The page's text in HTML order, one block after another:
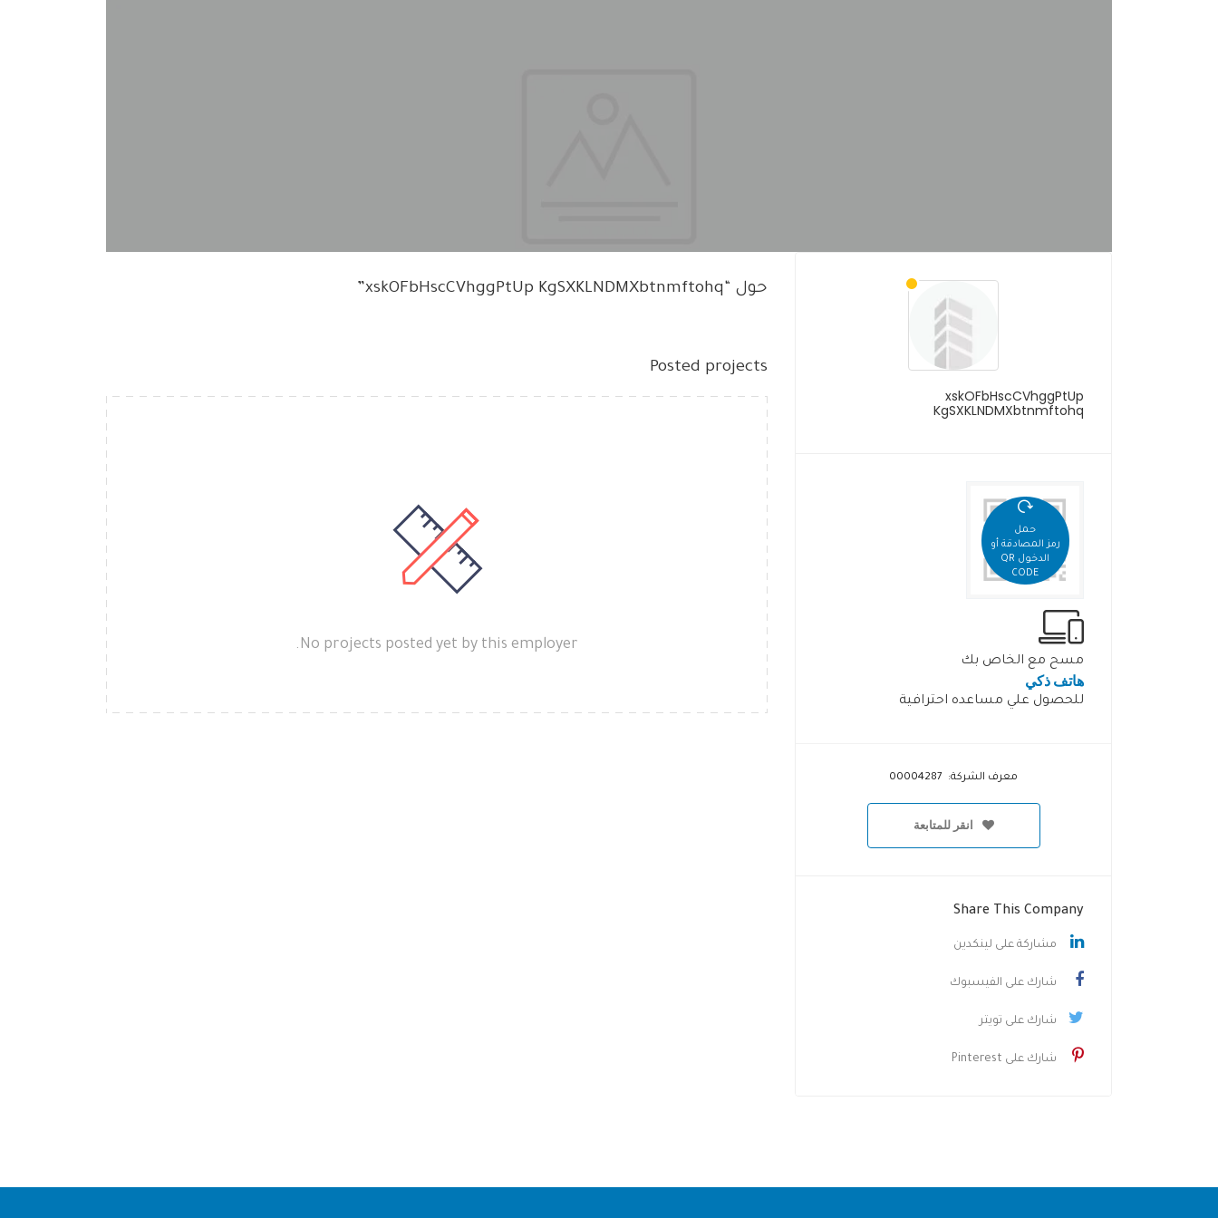
xskOFbHscCVhggPtUp
KgSXKLNDMXbtnmftohq
حمل
رمز المصادقة أو
الدخول QR
CODE
مسح مع الخاص بك
هاتف ذكي
للحصول علي مساعده احترافية
معرف الشركة: 00004287
انقر للمتابعة
Share This Company
مشاركة على لينكدين
شارك على الفيسبوك
شارك على تويتر
شارك على Pinterest
حول “xskOFbHscCVhggPtUp KgSXKLNDMXbtnmftohq”
Posted projects
No projects posted yet by this employer.